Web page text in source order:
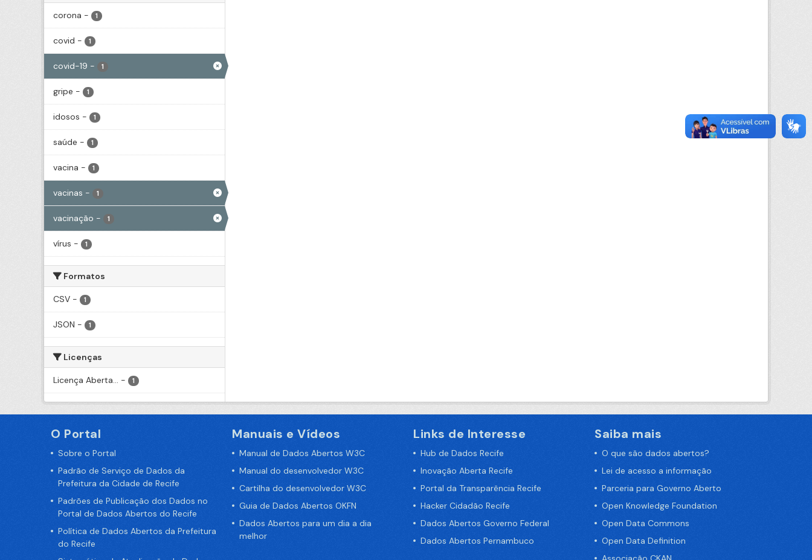
corona - 1
covid - 1
covid-19 - 1
gripe - 1
idosos - 1
saúde - 1
vacina - 1
vacinas - 1
vacinação - 1
vírus - 1
Formatos
CSV - 1
JSON - 1
Licenças
Licença Aberta... - 1
O Portal
Sobre o Portal
Padrão de Serviço de Dados da
Prefeitura da Cidade de Recife
Padrões de Publicação dos Dados no
Portal de Dados Abertos do Recife
Política de Dados Abertos da Prefeitura
do Recife
Manuais e Vídeos
Manual de Dados Abertos W3C
Manual do desenvolvedor W3C
Cartilha do desenvolvedor W3C
Guia de Dados Abertos OKFN
Dados Abertos para um dia a dia
melhor
Links de Interesse
Hub de Dados Recife
Inovação Aberta Recife
Portal da Transparência Recife
Hacker Cidadão Recife
Dados Abertos Governo Federal
Dados Abertos Pernambuco
Saiba mais
O que são dados abertos?
Lei de acesso a informação
Parceria para Governo Aberto
Open Knowledge Foundation
Open Data Commons
Open Data Definition